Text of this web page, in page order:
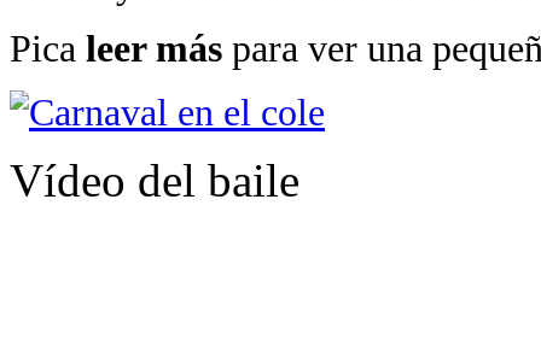
Pica leer más para ver una
Vídeo del baile